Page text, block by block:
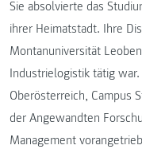
Sie absolvierte das
ihrer Heimatstadt. Ihre
Montanuniversität
Industrielogistik tätig
Oberösterreich, Campus
der Angewandten
Management